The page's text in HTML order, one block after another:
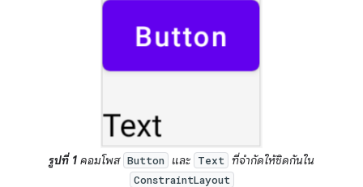
รูปที่ 1 คอมโพส Button และ Text ที่จำกัดให้ชิดกันใน
ConstraintLayout